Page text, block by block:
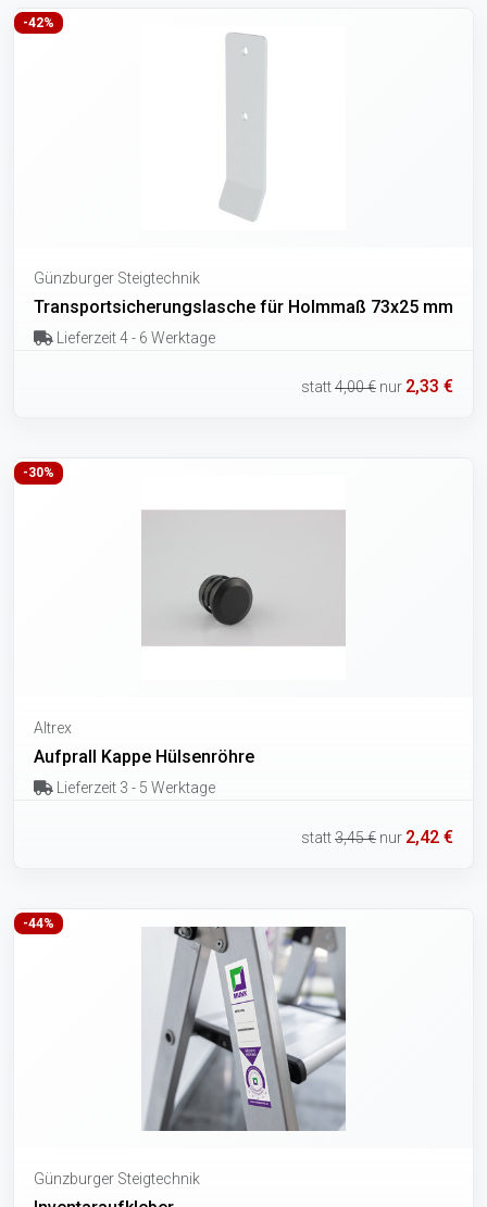
-42%
Günzburger Steigtechnik
Transportsicherungslasche für Holmmaß 73x25 mm
Lieferzeit 4 - 6 Werktage
statt4,00 € nur 2,33 €
-30%
Altrex
Aufprall Kappe Hülsenröhre
Lieferzeit 3 - 5 Werktage
statt3,45 € nur 2,42 €
-44%
Günzburger Steigtechnik